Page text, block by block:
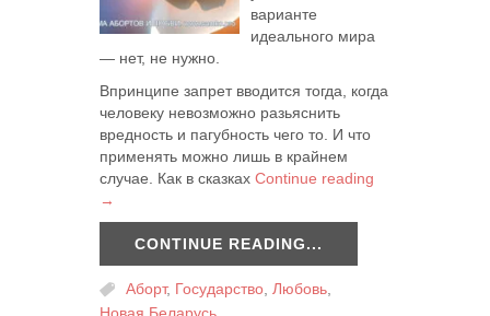
варианте
идеального мира
— нет, не нужно.
Впринципе запрет вводится тогда, когда
человеку невозможно разьяснить
вредность и пагубность чего то. И что
применять можно лишь в крайнем
случае. Как в сказках Continue reading
→
CONTINUE READING...
Аборт, Государство, Любовь,